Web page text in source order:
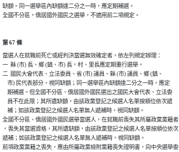
缺額。同一選舉區內缺額達二分之一時，應定期補選。
全國不分區，僑居國外國民之選舉，不適用前二項規定。
第 67 條
當選人在就職前死亡或經判決當選無效確定者，依左列規定辦理：
一  縣 (市) 長、鄉 (鎮、市) 長，村、里長應定期重行選舉。
二  國民大會代表、立法委員、省 (市) 議員、縣 (市) 議員、鄉 (鎮、
    市) 民代表部分，視同缺額；同一選舉區內缺額達二分之一時，應定
    期補選。但全國不分區、僑居國外國民選出之國民大會代表、立法委
    員不在此限；其所遺缺額，由該政黨登記之候選人名單按順位依次遞
    補；如該政黨登記之候選人名單無人遞補時，視同缺額。
全國不分區、僑居國外國民選舉當選人，在就職前喪失其所屬政黨黨籍者
，喪失其當選資格，其所遺缺額，由該政黨登記之候選人名單按順位依次
遞補；如該政黨登記之候選人名單無人遞補時，視同缺額。
前項政黨黨籍之喪失，應由所屬政黨檢附黨籍喪失證明書，向中央選舉委